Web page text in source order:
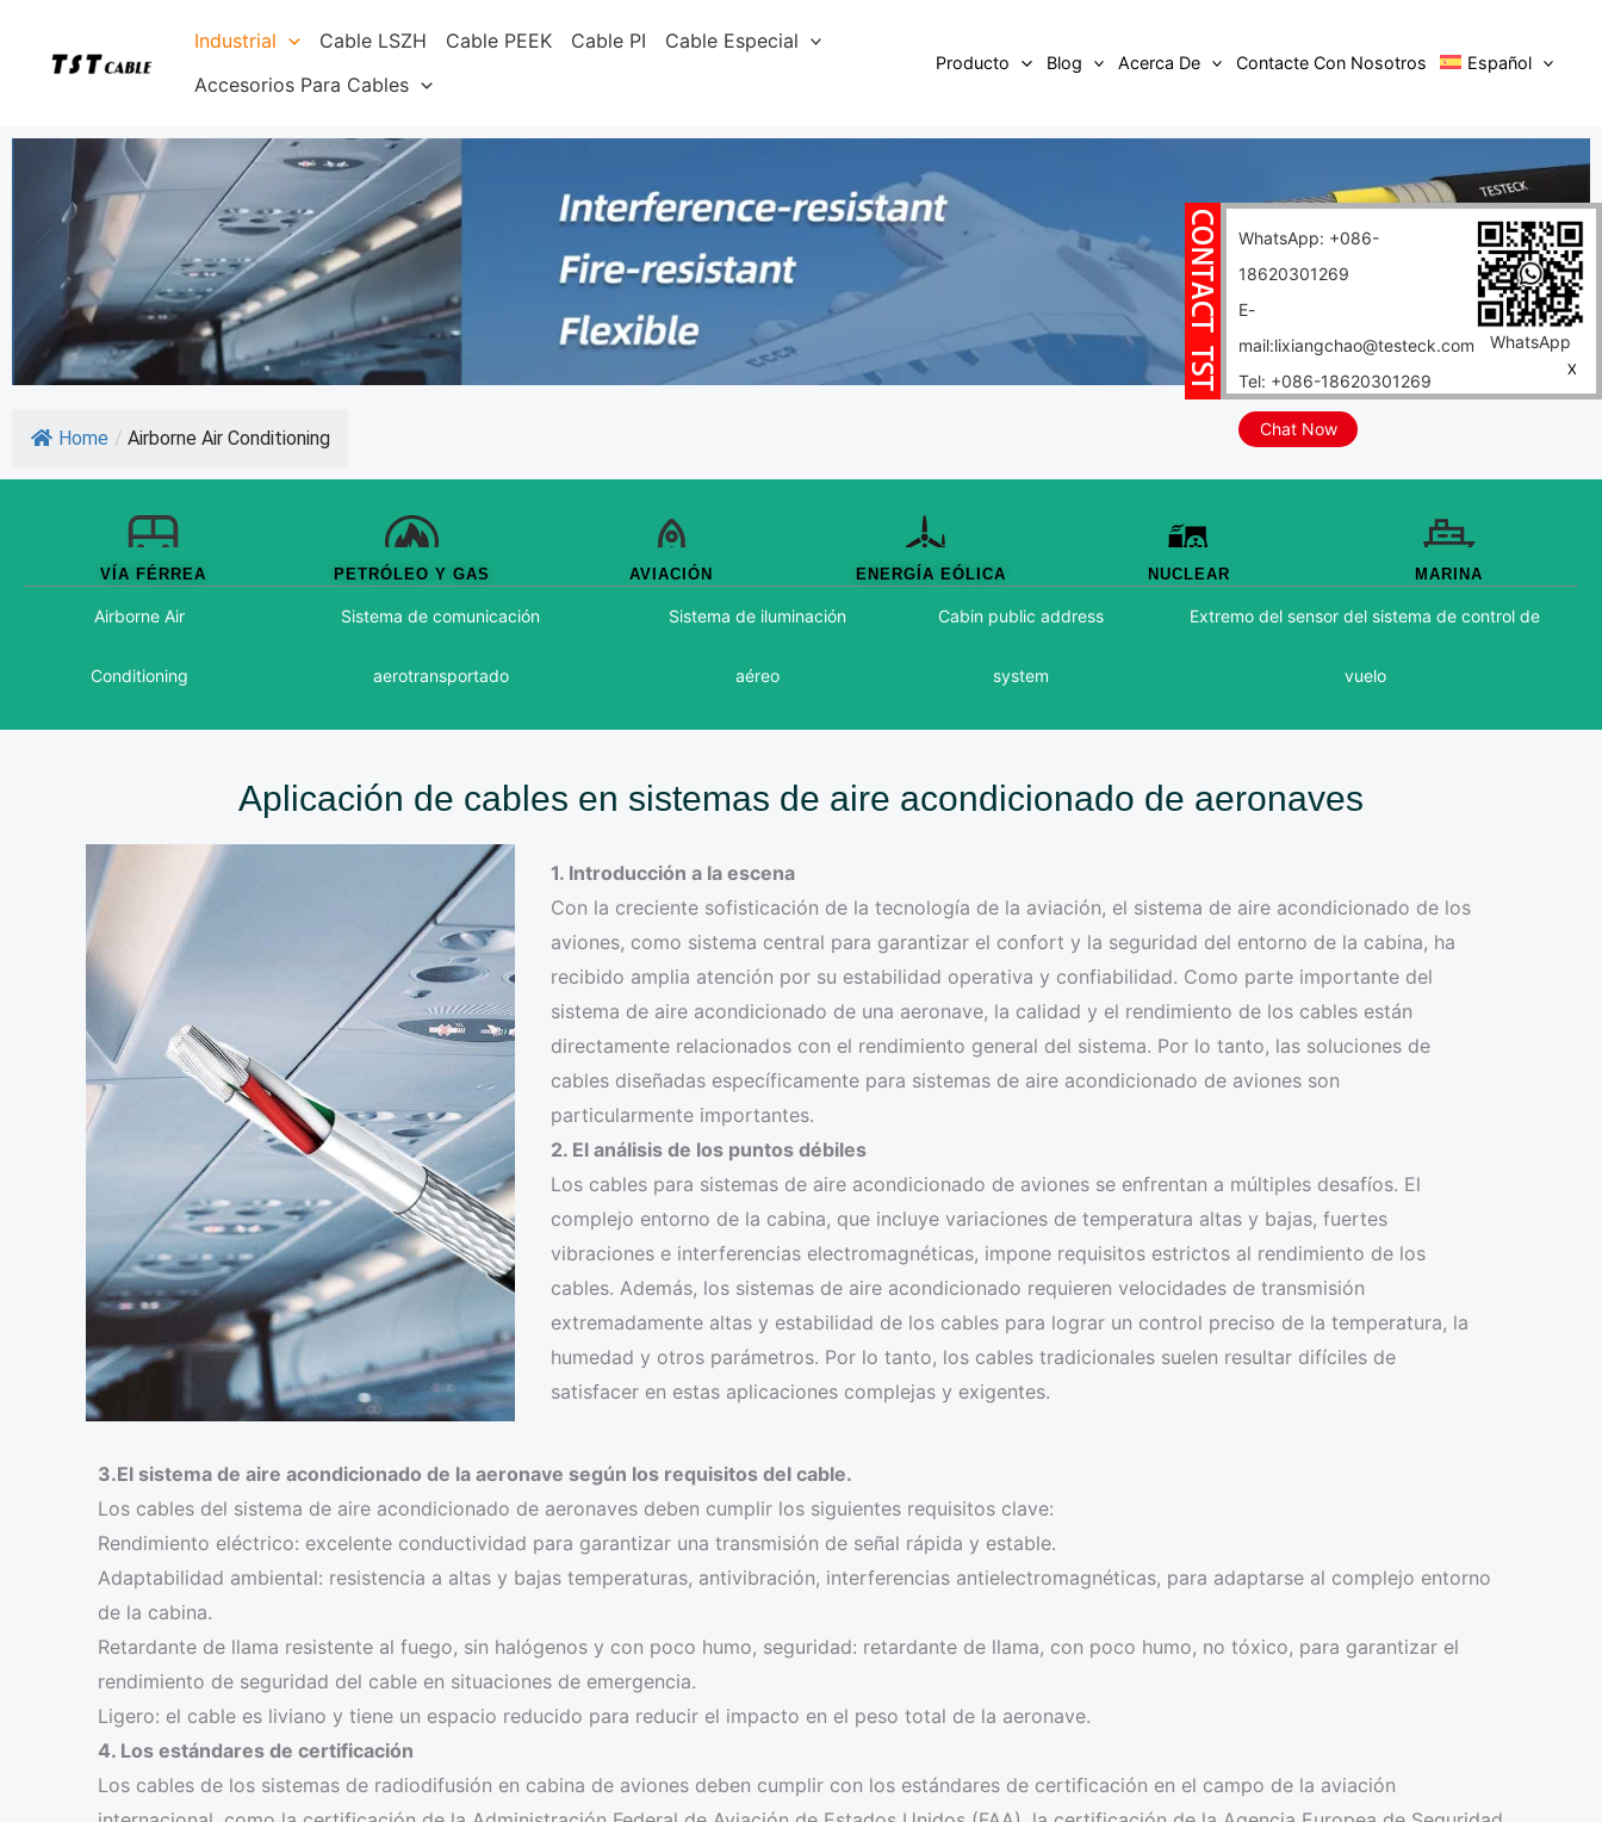
WhatsApp: +086-
18620301269
E-
mail:lixiangchao@testeck.com
Tel: +086-18620301269
Chat Now
WhatsApp
X
Industrial Cable LSZH Cable PEEK Cable PI
Cable Especial
Accesorios Para Cables
Producto Blog Acerca De Contacte Con Nosotros Español
Home / Airborne Air Conditioning
VÍA FÉRREA PETRÓLEO Y GAS AVIACIÓN ENERGÍA EÓLICA NUCLEAR MARINA
Airborne Air
Conditioning
Sistema de comunicación
aerotransportado
Sistema de iluminación
aéreo
Cabin public address
system
Extremo del sensor del sistema de control de
vuelo
Aplicación de cables en sistemas de aire acondicionado de aeronaves
1. Introducción a la escena
Con la creciente sofisticación de la tecnología de la aviación, el sistema de aire acondicionado de los
aviones, como sistema central para garantizar el confort y la seguridad del entorno de la cabina, ha
recibido amplia atención por su estabilidad operativa y confiabilidad. Como parte importante del
sistema de aire acondicionado de una aeronave, la calidad y el rendimiento de los cables están
directamente relacionados con el rendimiento general del sistema. Por lo tanto, las soluciones de
cables diseñadas específicamente para sistemas de aire acondicionado de aviones son
particularmente importantes.
2. El análisis de los puntos débiles
Los cables para sistemas de aire acondicionado de aviones se enfrentan a múltiples desafíos. El
complejo entorno de la cabina, que incluye variaciones de temperatura altas y bajas, fuertes
vibraciones e interferencias electromagnéticas, impone requisitos estrictos al rendimiento de los
cables. Además, los sistemas de aire acondicionado requieren velocidades de transmisión
extremadamente altas y estabilidad de los cables para lograr un control preciso de la temperatura, la
humedad y otros parámetros. Por lo tanto, los cables tradicionales suelen resultar difíciles de
satisfacer en estas aplicaciones complejas y exigentes.
3.El sistema de aire acondicionado de la aeronave según los requisitos del cable.
Los cables del sistema de aire acondicionado de aeronaves deben cumplir los siguientes requisitos clave:
Rendimiento eléctrico: excelente conductividad para garantizar una transmisión de señal rápida y estable.
Adaptabilidad ambiental: resistencia a altas y bajas temperaturas, antivibración, interferencias antielectromagnéticas, para adaptarse al complejo entorno
de la cabina.
Retardante de llama resistente al fuego, sin halógenos y con poco humo, seguridad: retardante de llama, con poco humo, no tóxico, para garantizar el
rendimiento de seguridad del cable en situaciones de emergencia.
Ligero: el cable es liviano y tiene un espacio reducido para reducir el impacto en el peso total de la aeronave.
4. Los estándares de certificación
Los cables de los sistemas de radiodifusión en cabina de aviones deben cumplir con los estándares de certificación en el campo de la aviación